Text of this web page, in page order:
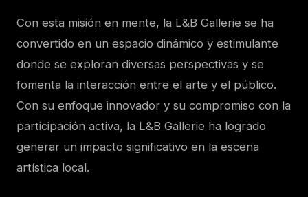
Con esta misión en mente, la L&B Gallerie se ha
convertido en un espacio dinámico y estimulante
donde se exploran diversas perspectivas y se
fomenta la interacción entre el arte y el público.
Con su enfoque innovador y su compromiso con la
participación activa, la L&B Gallerie ha logrado
generar un impacto significativo en la escena
artística local.